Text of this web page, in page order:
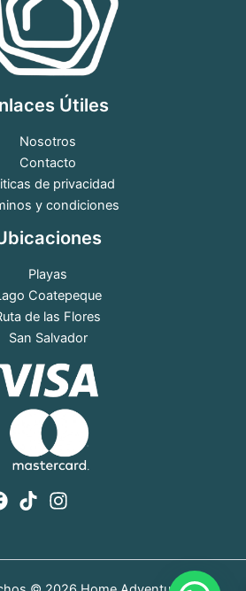
Útiles
Nosotros
Contacto
de privacidad
y condiciones
Playas
Coatepeque
de las Flores
San Salvador